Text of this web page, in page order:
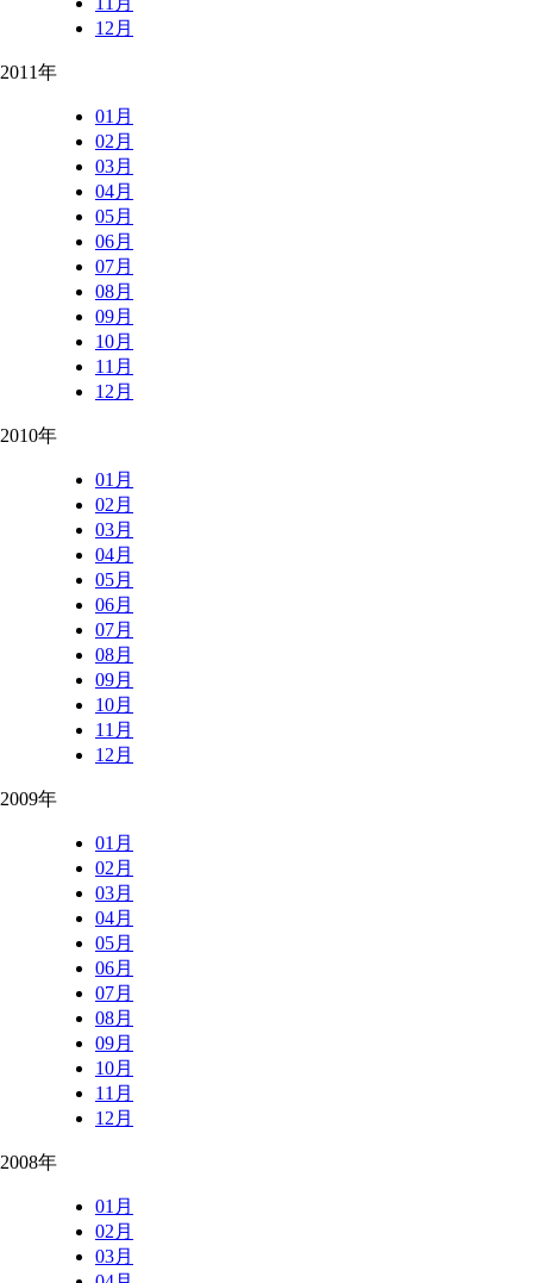
12月
2011年
01月
02月
03月
04月
05月
06月
07月
08月
09月
10月
11月
12月
2010年
01月
02月
03月
04月
05月
06月
07月
08月
09月
10月
11月
12月
2009年
01月
02月
03月
04月
05月
06月
07月
08月
09月
10月
11月
12月
2008年
01月
02月
03月